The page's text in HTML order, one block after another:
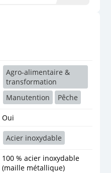
Agro-alimentaire &
transformation
Manutention
Pêche
Oui
Acier inoxydable
100 % acier inoxydable
(maille métallique)